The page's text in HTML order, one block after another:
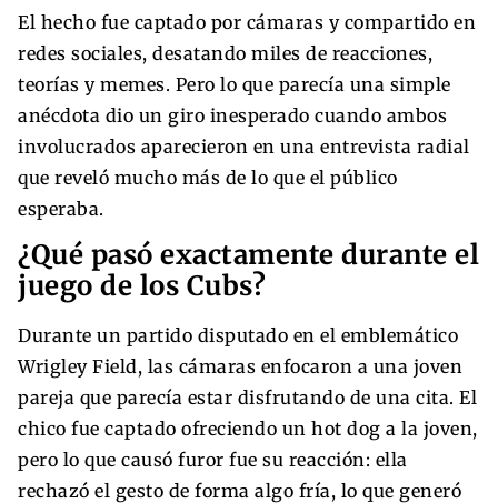
El hecho fue captado por cámaras y compartido en
redes sociales, desatando miles de reacciones,
teorías y memes. Pero lo que parecía una simple
anécdota dio un giro inesperado cuando ambos
involucrados aparecieron en una entrevista radial
que reveló mucho más de lo que el público
esperaba.
¿Qué pasó exactamente durante el
juego de los Cubs?
Durante un partido disputado en el emblemático
Wrigley Field, las cámaras enfocaron a una joven
pareja que parecía estar disfrutando de una cita. El
chico fue captado ofreciendo un hot dog a la joven,
pero lo que causó furor fue su reacción: ella
rechazó el gesto de forma algo fría, lo que generó